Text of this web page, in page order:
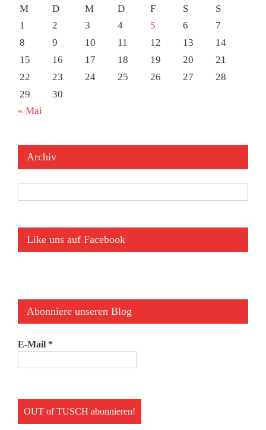
M
D M D F S
S
1
2 3 4 5 6
7
8
9 10 11 12 13
14
15
16 17 18 19 20
21
22
23 24 25 26 27
28
29
30
« Mai
Archiv
Like uns auf Facebook
Abonniere unseren Blog
E-Mail *